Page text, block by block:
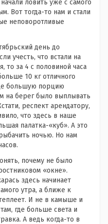
ловить уже с самого
Вот тогда-то нам и стали
неповоротливые
день до
учесть, что встали на
то за 4 с половиной часа
10 кг отличного
большую порцию
на берег было выплывать
респект арендатору,
что здесь в наше
палатка-«куб». А это
ночью. Но нам
почему не было
«окне».
здесь начинает
утра, а ближе к
И не в камыше и
где больше света и
А ведь когда-то в